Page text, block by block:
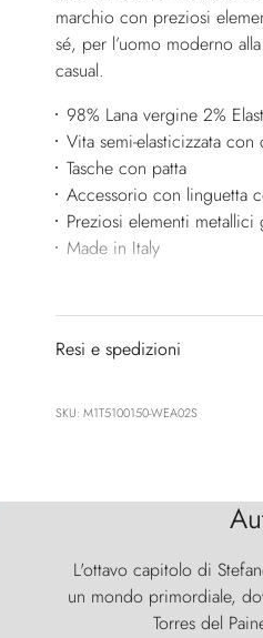
marchio con preziosi
sé, per l’uomo moderno
casual.
98% Lana vergine 2%
Vita semi-elasticizzata con
Tasche con patta
Accessorio con linguetta
Preziosi elementi metallici
Made in Italy
Resi e spedizioni
SKU: M1T5100150-WEA02S
L'ottavo capitolo di
un mondo primordiale,
Torres del